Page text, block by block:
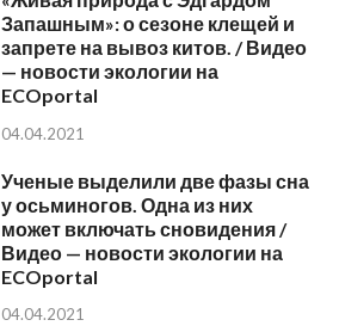
Запашным»: о сезоне клещей и
запрете на вывоз китов. / Видео
— новости экологии на
ECOportal
04.04.2021
Ученые выделили две фазы сна
у осьминогов. Одна из них
может включать сновидения /
Видео — новости экологии на
ECOportal
04.04.2021